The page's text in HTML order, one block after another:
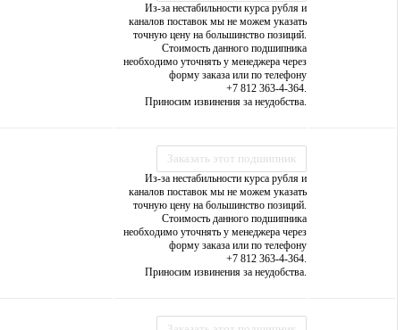
Из-за нестабильности курса рубля и
каналов поставок мы не можем указать
точную цену на большинство позиций.
Стоимость данного подшипника
необходимо уточнять у менеджера через
форму заказа или по телефону
+7 812 363-4-364.
Приносим извинения за неудобства.
Заказать этот подшипник
Из-за нестабильности курса рубля и
каналов поставок мы не можем указать
точную цену на большинство позиций.
Стоимость данного подшипника
необходимо уточнять у менеджера через
форму заказа или по телефону
+7 812 363-4-364.
Приносим извинения за неудобства.